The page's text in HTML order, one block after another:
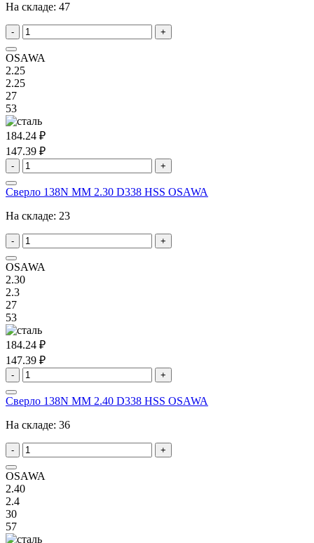
На складе: 47
- +
OSAWA
2.25
2.25
27
53
184.24 ₽
147.39 ₽
- +
Сверло 138N MM 2.30 D338 HSS OSAWA
На складе: 23
- +
OSAWA
2.30
2.3
27
53
184.24 ₽
147.39 ₽
- +
Сверло 138N MM 2.40 D338 HSS OSAWA
На складе: 36
- +
OSAWA
2.40
2.4
30
57